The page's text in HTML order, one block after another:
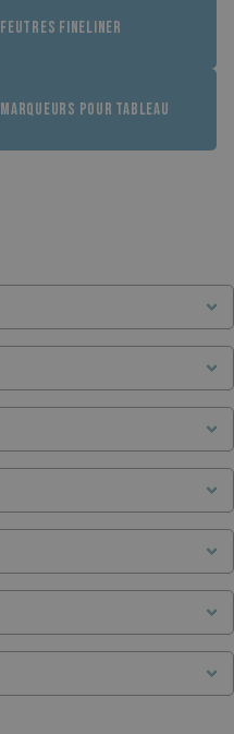
FEUTRES FINELINER
MARQUEURS POUR TABLEAU